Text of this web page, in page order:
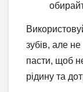
зубів, але
пасти, щоб
рідину та